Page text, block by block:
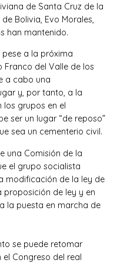
de Santa Cruz de la
Bolivia, Evo Morales,
han mantenido.
pese a la próxima
Franco del Valle de los
a cabo una
y, por tanto, a la
los grupos en el
ser un lugar “de reposo”
sea un cementerio civil.
una Comisión de la
el grupo socialista
modificación de la ley de
proposición de ley y en
la puesta en marcha de
se puede retomar
Congreso del real